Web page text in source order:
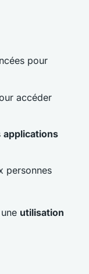
pour
accéder
applications
personnes
utilisation